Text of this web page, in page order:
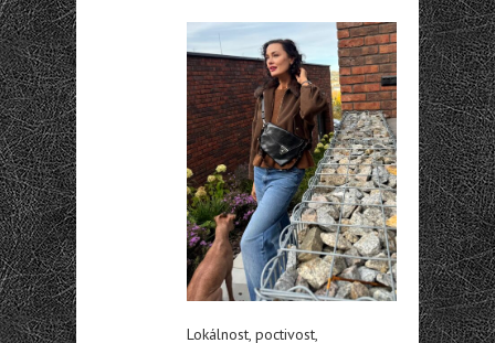
Lokálnost, poctivost,